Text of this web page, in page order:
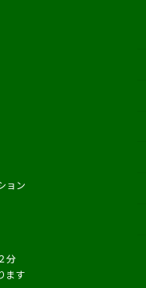
ョン
分
ます